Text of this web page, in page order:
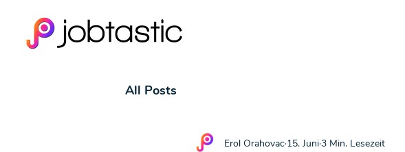
All Posts
Erol Orahovac 15. Juni3 Min. Lesezeit